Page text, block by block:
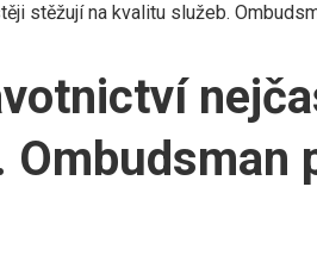
stěžují na kvalitu služeb.